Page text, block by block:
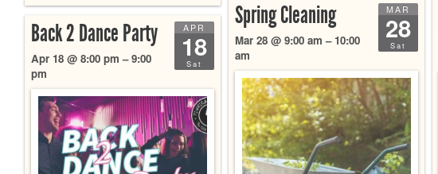
MAR
28
Sat
Spring Cleaning
Mar 28 @ 9:00 am – 10:00
am
APR
18
Sat
Back 2 Dance Party
Apr 18 @ 8:00 pm – 9:00
pm